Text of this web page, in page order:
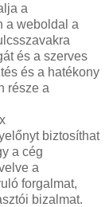
a
a weboldal a
és a szerves
és a hatékony
része a
biztosíthat
a cég
a
forgalmat,
bizalmat.